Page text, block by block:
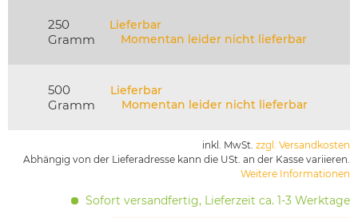
250
Gramm
Lieferbar
Momentan leider nicht lieferbar
500
Gramm
Lieferbar
Momentan leider nicht lieferbar
inkl. MwSt. zzgl. Versandkosten
Abhängig von der Lieferadresse kann die USt. an der Kasse variieren.
Weitere Informationen
Sofort versandfertig, Lieferzeit ca. 1-3 Werktage